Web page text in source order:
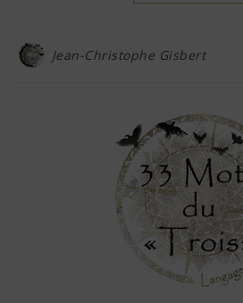
Jean-Christophe Gisbert